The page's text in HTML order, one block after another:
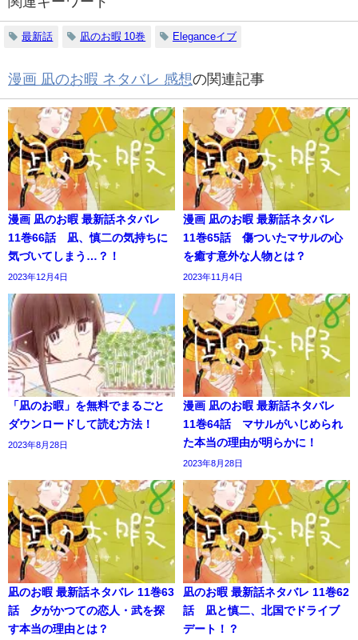
最新話 凪のお暇 10巻 Eleganceイブ
漫画 凪のお暇 ネタバレ 感想の関連記事
漫画 凪のお暇 最新話ネタバレ
11巻66話 凪、慎二の気持ちに
気づいてしまう…？！
2023年12月4日
漫画 凪のお暇 最新話ネタバレ
11巻65話 傷ついたマサルの心
を癒す意外な人物とは？
2023年11月4日
「凪のお暇」を無料でまるごと
ダウンロードして読む方法！
2023年8月28日
漫画 凪のお暇 最新話ネタバレ
11巻64話 マサルがいじめられ
た本当の理由が明らかに！
2023年8月28日
凪のお暇 最新話ネタバレ 11巻63
話 夕がかつての恋人・武を探
す本当の理由とは？
凪のお暇 最新話ネタバレ 11巻62
話 凪と慎二、北国でドライブ
デート！？